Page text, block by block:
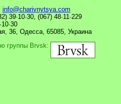
info@charivnytsya.com
39·10·30, (067) 48·11·229
36, Одесса, 65085, Украина
группы Brvsk: